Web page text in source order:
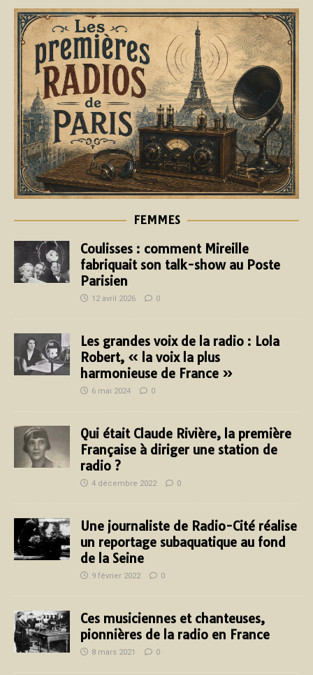
FEMMES
Coulisses : comment Mireille
fabriquait son talk-show au Poste
Parisien
12 avril 2026 0
Les grandes voix de la radio : Lola
Robert, « la voix la plus
harmonieuse de France »
6 mai 2024 0
Qui était Claude Rivière, la première
Française à diriger une station de
radio ?
4 décembre 2022 0
Une journaliste de Radio-Cité réalise
un reportage subaquatique au fond
de la Seine
9 février 2022 0
Ces musiciennes et chanteuses,
pionnières de la radio en France
8 mars 2021 0